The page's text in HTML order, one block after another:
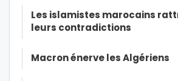
Les islamistes marocains
leurs contradictions
Macron énerve les Algériens